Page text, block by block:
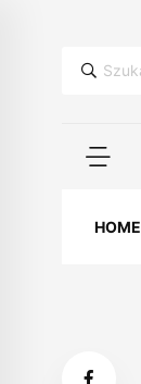
Szukaj:
HOME